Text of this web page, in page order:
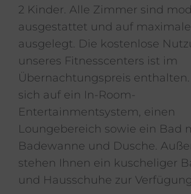
2 Kinder. Alle Zimmer sind
ausgestattet und auf
ausgelegt. Die kostenlose
unseres Fitnesscenters ist im
Übernachtungspreis enthalten.
sich auf ein In-Room-
Entertainmentsystem, einen
Loungebereich sowie ein Bad
Badewanne und Dusche.
stehen Ihnen ein kuscheliger
und Hausschuhe zur